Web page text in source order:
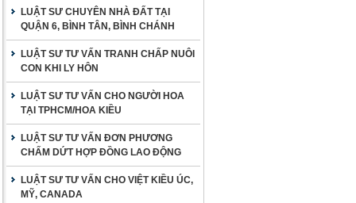
LUẬT SƯ CHUYÊN NHÀ ĐẤT TẠI
QUẬN 6, BÌNH TÂN, BÌNH CHÁNH
LUẬT SƯ TƯ VẤN TRANH CHẤP NUÔI
CON KHI LY HÔN
LUẬT SƯ TƯ VẤN CHO NGƯỜI HOA
TẠI TPHCM/HOA KIỀU
LUẬT SƯ TƯ VẤN ĐƠN PHƯƠNG
CHẤM DỨT HỢP ĐỒNG LAO ĐỘNG
LUẬT SƯ TƯ VẤN CHO VIỆT KIỀU ÚC,
MỸ, CANADA